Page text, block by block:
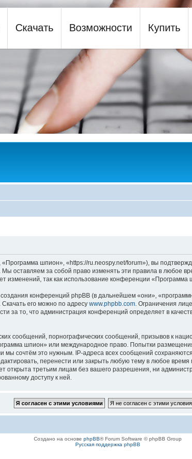
Скачать Возможности Купить
шпион», «https://ru.neospy.net/forum»), вы
оставляем за собой право изменять эти правила в любое
изменений, так как использование конференции
конференций phpBB (в дальнейшем «они»,
его можно по адресу www.phpbb.com. Ограничения
за то, что администрация конференций определяет в
сообщений, порнографических сообщений, призывов к
шпион» или международное право. Попытки
мы сочтём это нужным. IP-адреса всех сообщений
перенести или закрыть любую тему в любое время
открыта третьим лицам без вашего разрешения, ни
доступу к ней.
Создано на основе phpBB® Forum Software © phpBB Group
Русская поддержка phpBB